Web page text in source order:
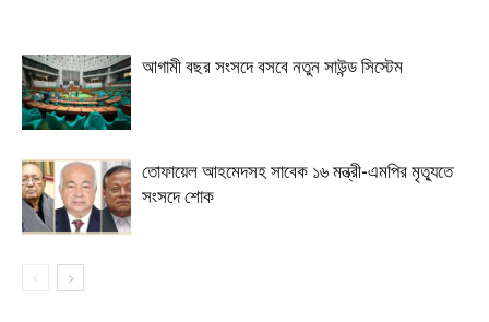
আগামী বছর সংসদে বসবে নতুন সাউন্ড সিস্টেম
তোফায়েল আহমেদসহ সাবেক ১৬ মন্ত্রী-এমপির মৃত্যুতে
সংসদে শোক